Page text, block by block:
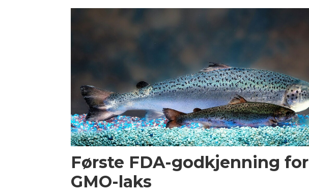
Første FDA-godkjenning for
GMO-laks